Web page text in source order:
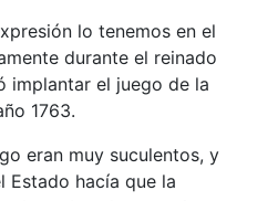
lo tenemos en el
durante el reinado
implantar el juego de la
1763.
eran muy suculentos, y
Estado hacía que la